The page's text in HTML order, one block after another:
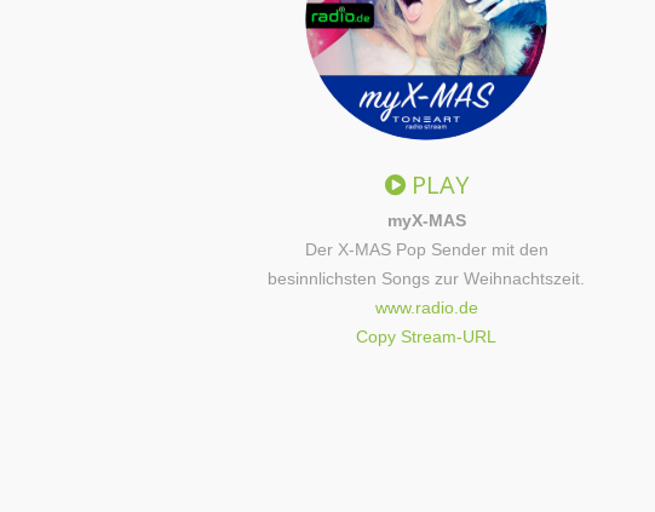
PLAY
myX-MAS
Der X-MAS Pop Sender mit den
besinnlichsten Songs zur Weihnachtszeit.
www.radio.de
Copy Stream-URL